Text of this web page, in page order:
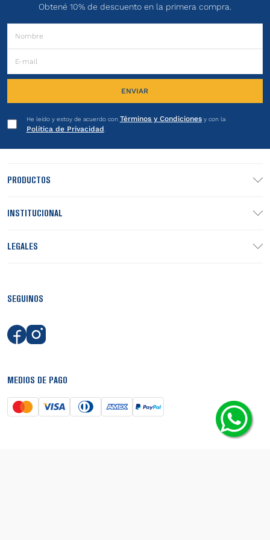
Obtené 10% de descuento en la primera compra.
ENVIAR
He leído y estoy de acuerdo con Términos y Condicionesy con la
Política de Privacidad
PRODUCTOS
INSTITUCIONAL
LEGALES
SEGUINOS
MEDIOS DE PAGO